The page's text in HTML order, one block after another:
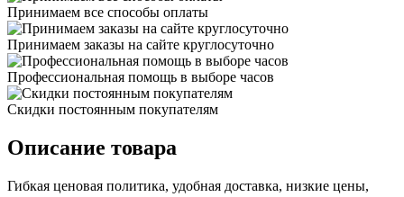
Принимаем все способы оплаты
Принимаем заказы на сайте круглосуточно
Профессиональная помощь в выборе часов
Скидки постоянным покупателям
Описание товара
Гибкая ценовая политика, удобная доставка, низкие цены,